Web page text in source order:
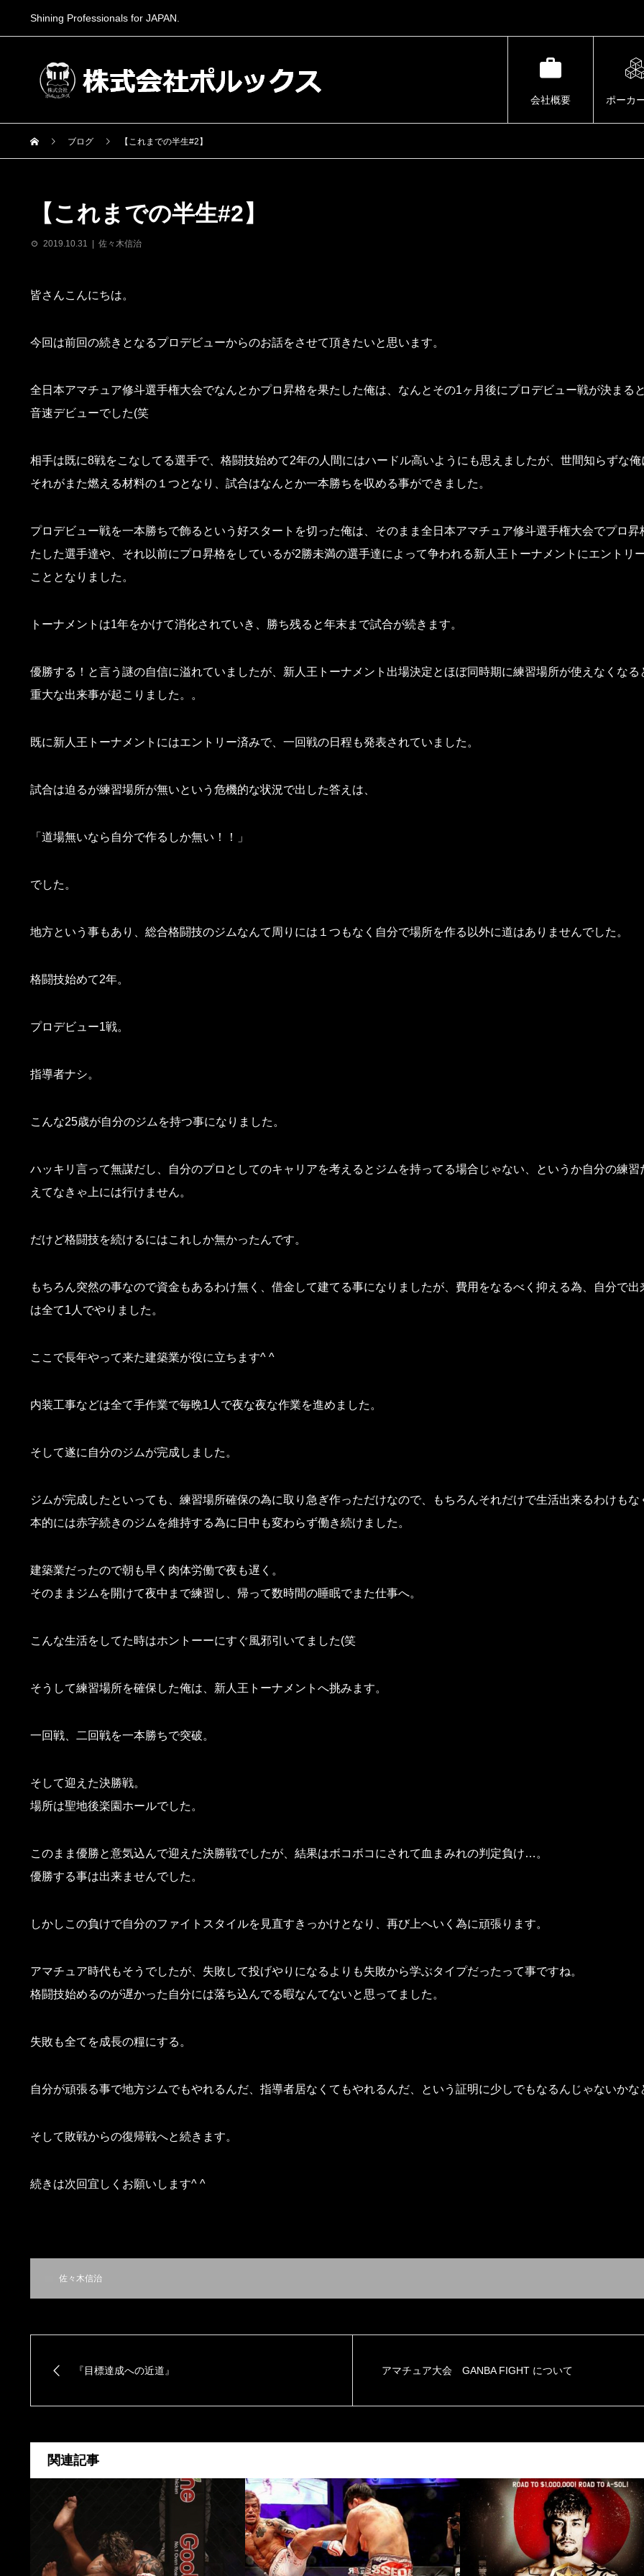
Shining Professionals for JAPAN.
会社概要 ポーカ
ブログ 【これまでの半生#2】
【これまでの半生#2】
2019.10.31 佐々木信治
皆さんこんにちは。
今回は前回の続きとなるプロデビューからのお話をさせて頂きたいと思います。
全日本アマチュア修斗選手権大会でなんとかプロ昇格を果たした俺は、なんとその1ヶ月後にプロデビュー戦が決まる
音速デビューでした(笑
相手は既に8戦をこなしてる選手で、格闘技始めて2年の人間にはハードル高いようにも思えましたが、世間知らずな俺
それがまた燃える材料の１つとなり、試合はなんとか一本勝ちを収める事ができました。
プロデビュー戦を一本勝ちで飾るという好スタートを切った俺は、そのまま全日本アマチュア修斗選手権大会でプロ昇
たした選手達や、それ以前にプロ昇格をしているが2勝未満の選手達によって争われる新人王トーナメントにエントリ
こととなりました。
トーナメントは1年をかけて消化されていき、勝ち残ると年末まで試合が続きます。
優勝する！と言う謎の自信に溢れていましたが、新人王トーナメント出場決定とほぼ同時期に練習場所が使えなくなる
重大な出来事が起こりました。。
既に新人王トーナメントにはエントリー済みで、一回戦の日程も発表されていました。
試合は迫るが練習場所が無いという危機的な状況で出した答えは、
「道場無いなら自分で作るしか無い！！」
でした。
地方という事もあり、総合格闘技のジムなんて周りには１つもなく自分で場所を作る以外に道はありませんでした。
格闘技始めて2年。
プロデビュー1戦。
指導者ナシ。
こんな25歳が自分のジムを持つ事になりました。
ハッキリ言って無謀だし、自分のプロとしてのキャリアを考えるとジムを持ってる場合じゃない、というか自分の練習
えてなきゃ上には行けません。
だけど格闘技を続けるにはこれしか無かったんです。
もちろん突然の事なので資金もあるわけ無く、借金して建てる事になりましたが、費用をなるべく抑える為、自分で出
は全て1人でやりました。
ここで長年やって来た建築業が役に立ちます^ ^
内装工事などは全て手作業で毎晩1人で夜な夜な作業を進めました。
そして遂に自分のジムが完成しました。
ジムが完成したといっても、練習場所確保の為に取り急ぎ作っただけなので、もちろんそれだけで生活出来るわけもな
本的には赤字続きのジムを維持する為に日中も変わらず働き続けました。
建築業だったので朝も早く肉体労働で夜も遅く。
そのままジムを開けて夜中まで練習し、帰って数時間の睡眠でまた仕事へ。
こんな生活をしてた時はホントーーにすぐ風邪引いてました(笑
そうして練習場所を確保した俺は、新人王トーナメントへ挑みます。
一回戦、二回戦を一本勝ちで突破。
そして迎えた決勝戦。
場所は聖地後楽園ホールでした。
このまま優勝と意気込んで迎えた決勝戦でしたが、結果はボコボコにされて血まみれの判定負け…。
優勝する事は出来ませんでした。
しかしこの負けで自分のファイトスタイルを見直すきっかけとなり、再び上へいく為に頑張ります。
アマチュア時代もそうでしたが、失敗して投げやりになるよりも失敗から学ぶタイプだったって事ですね。
格闘技始めるのが遅かった自分には落ち込んでる暇なんてないと思ってました。
失敗も全てを成長の糧にする。
自分が頑張る事で地方ジムでもやれるんだ、指導者居なくてもやれるんだ、という証明に少しでもなるんじゃないかな
そして敗戦からの復帰戦へと続きます。
続きは次回宜しくお願いします^ ^
佐々木信治
『目標達成への近道』 アマチュア大会 GANBA FIGHT について
関連記事